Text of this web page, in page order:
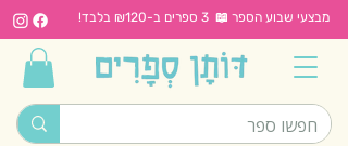
מבצעי שבוע הספר 📖 3 ספרים ב-₪120 בלבד!